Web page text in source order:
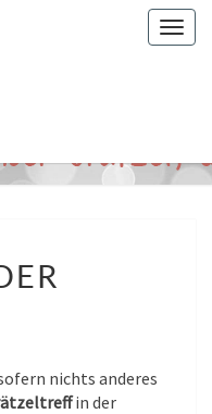
nichts anderes
in der